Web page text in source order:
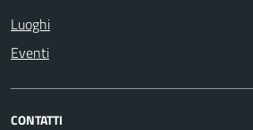
Luoghi
Eventi
CONTATTI